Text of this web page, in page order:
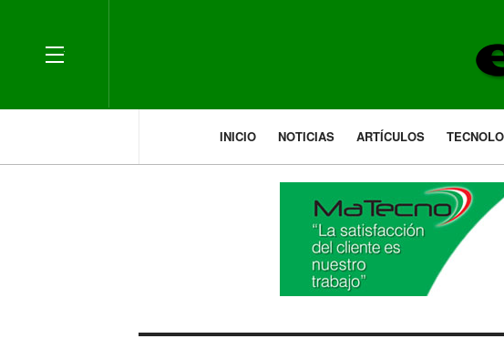
OFF CANVAS
INICIO NOTICIAS ARTÍCULOS